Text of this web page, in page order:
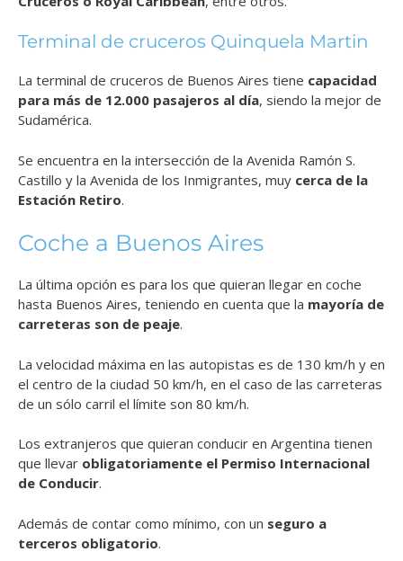
Terminal de cruceros Quinquela Martin
La terminal de cruceros de Buenos Aires tiene capacidad
para más de 12.000 pasajeros al día, siendo la mejor de
Sudamérica.
Se encuentra en la intersección de la Avenida Ramón S.
Castillo y la Avenida de los Inmigrantes, muy cerca de la
Estación Retiro.
Coche a Buenos Aires
La última opción es para los que quieran llegar en coche
hasta Buenos Aires, teniendo en cuenta que la mayoría de
carreteras son de peaje.
La velocidad máxima en las autopistas es de 130 km/h y en
el centro de la ciudad 50 km/h, en el caso de las carreteras
de un sólo carril el límite son 80 km/h.
Los extranjeros que quieran conducir en Argentina tienen
que llevar obligatoriamente el Permiso Internacional
de Conducir.
Además de contar como mínimo, con un seguro a
terceros obligatorio.